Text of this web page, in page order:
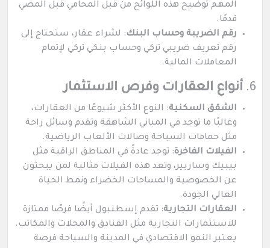
المهم توضيح هذه اللوائح من قبل المحامي قبل المضي
قدمًا.
رقم الضريبة وحساب البنك: لشراء عقار، ستحتاج إلى
رقم تعريف ضريبي تركي وحساب بنكي تركي لإتمام
المعاملات المالية.
6. أنواع العقارات وفرص الاستثمار
الشقق السكنية: النوع الأكثر شيوعًا من العقارات،
وغالبًا ما توجد في المباني الشاهقة وتقدم وسائل راحة
مثل حمامات السباحة وصالات الألعاب الرياضية.
الفيلات الفاخرة: توجد عادةً في المناطق الراقية مثل
بيبيك وساريير، وتعد هذه الفيلات مثالية لمن يبحثون
عن الخصوصية والمساحات الخضراء ونمط الحياة
العالي الجودة.
العقارات التجارية: تقدم إسطنبول أيضًا فرصًا ممتازة
للاستثمارات التجارية مثل الفنادق والمحلات والمكاتب.
يعتبر النمو الاقتصادي في المدينة والسياحة فرصة